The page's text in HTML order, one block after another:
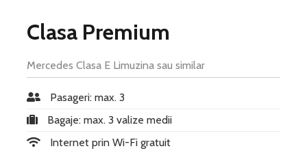
Clasa Premium
Mercedes Clasa E Limuzina sau similar
Pasageri: max. 3
Bagaje: max. 3 valize medii
Internet prin Wi-Fi gratuit